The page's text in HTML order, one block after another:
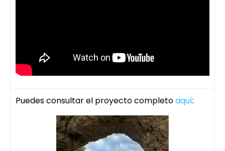
Puedes consultar el proyecto completoaquí: